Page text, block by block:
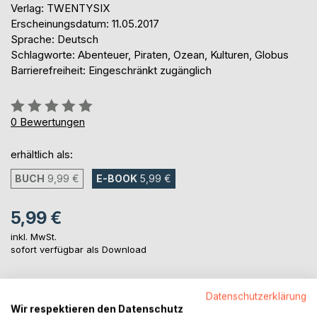
Verlag: TWENTYSIX
Erscheinungsdatum: 11.05.2017
Sprache: Deutsch
Schlagworte: Abenteuer, Piraten, Ozean, Kulturen, Globus
Barrierefreiheit: Eingeschränkt zugänglich
Bewertung::
0%
0 Bewertungen
erhältlich als:
BUCH 9,99 € E-BOOK 5,99 €
5,99 €
inkl. MwSt.
sofort verfügbar als Download
Datenschutzerklärung
Wir respektieren den Datenschutz